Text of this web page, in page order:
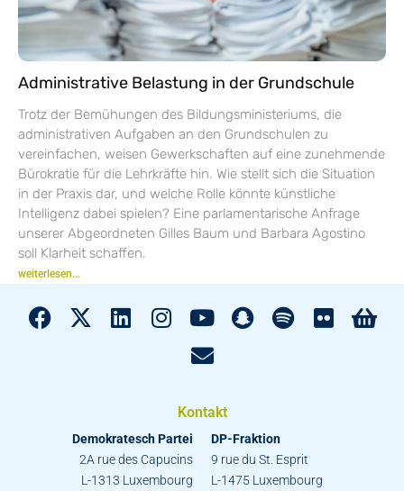
Administrative Belastung in der Grundschule
Trotz der Bemühungen des Bildungsministeriums, die
administrativen Aufgaben an den Grundschulen zu
vereinfachen, weisen Gewerkschaften auf eine zunehmende
Bürokratie für die Lehrkräfte hin. Wie stellt sich die Situation
in der Praxis dar, und welche Rolle könnte künstliche
Intelligenz dabei spielen? Eine parlamentarische Anfrage
unserer Abgeordneten Gilles Baum und Barbara Agostino
soll Klarheit schaffen.
weiterlesen...
Kontakt
Demokratesch Partei
2A rue des Capucins
L-1313 Luxembourg
DP-Fraktion
9 rue du St. Esprit
L-1475 Luxembourg